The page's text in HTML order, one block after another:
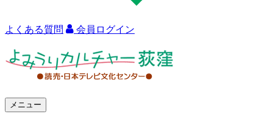
よくある質問 会員ログイン
メニュー